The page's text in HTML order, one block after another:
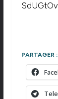
PARTAGER :